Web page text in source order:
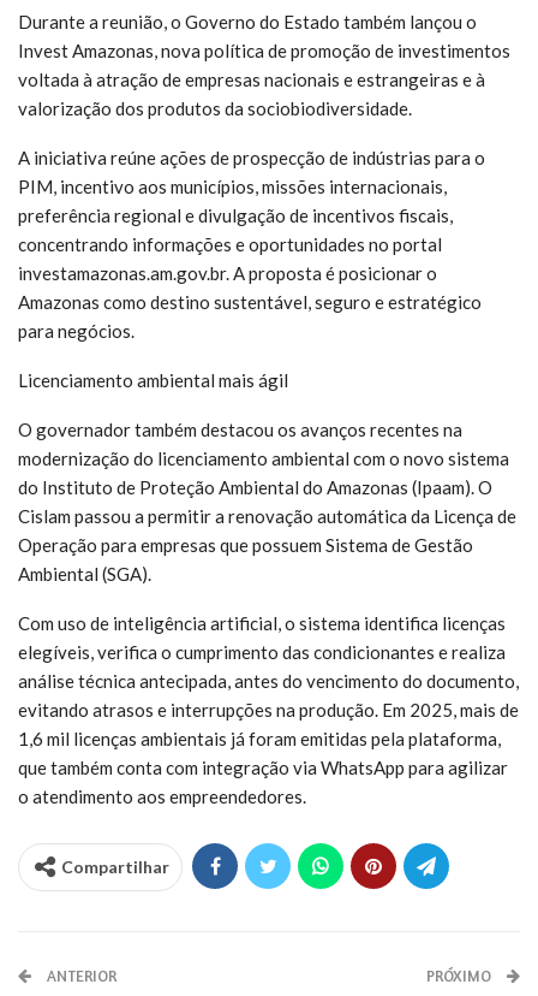
Durante a reunião, o Governo do Estado também lançou o
Invest Amazonas, nova política de promoção de investimentos
voltada à atração de empresas nacionais e estrangeiras e à
valorização dos produtos da sociobiodiversidade.
A iniciativa reúne ações de prospecção de indústrias para o
PIM, incentivo aos municípios, missões internacionais,
preferência regional e divulgação de incentivos fiscais,
concentrando informações e oportunidades no portal
investamazonas.am.gov.br. A proposta é posicionar o
Amazonas como destino sustentável, seguro e estratégico
para negócios.
Licenciamento ambiental mais ágil
O governador também destacou os avanços recentes na
modernização do licenciamento ambiental com o novo sistema
do Instituto de Proteção Ambiental do Amazonas (Ipaam). O
Cislam passou a permitir a renovação automática da Licença de
Operação para empresas que possuem Sistema de Gestão
Ambiental (SGA).
Com uso de inteligência artificial, o sistema identifica licenças
elegíveis, verifica o cumprimento das condicionantes e realiza
análise técnica antecipada, antes do vencimento do documento,
evitando atrasos e interrupções na produção. Em 2025, mais de
1,6 mil licenças ambientais já foram emitidas pela plataforma,
que também conta com integração via WhatsApp para agilizar
o atendimento aos empreendedores.
Compartilhar
ANTERIOR PRÓXIMO